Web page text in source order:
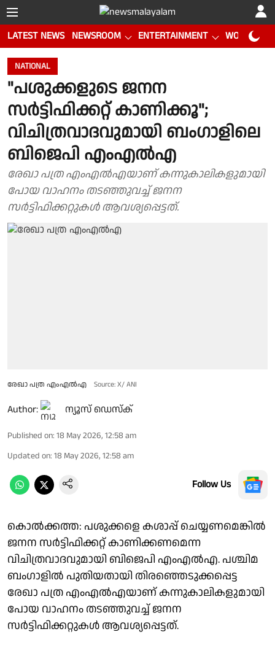
LATEST NEWS NEWSROOM ENTERTAINMENT WORLD CUP
NATIONAL
"പശുക്കളുടെ ജനന
സർട്ടിഫിക്കറ്റ് കാണിക്കൂ";
വിചിത്രവാദവുമായി ബംഗാളിലെ
ബിജെപി എംഎൽഎ
രേഖാ പത്ര എംഎൽഎയാണ് കന്നുകാലികളുമായി
പോയ വാഹനം തടഞ്ഞുവച്ച് ജനന
സർട്ടിഫിക്കറ്റുകൾ ആവശ്യപ്പെട്ടത്.
രേഖാ പത്ര എംഎൽഎ Source: X/ ANI
Author: ന്യൂസ് ഡെസ്ക്
Published on: 18 May 2026, 12:58 am
Updated on: 18 May 2026, 12:58 am
Follow Us
കൊൽക്കത്ത: പശുക്കളെ കശാപ്പ് ചെയ്യണമെങ്കിൽ
ജനന സർട്ടിഫിക്കറ്റ് കാണിക്കണമെന്ന
വിചിത്രവാദവുമായി ബിജെപി എംഎൽഎ. പശ്ചിമ
ബംഗാളിൽ പുതിയതായി തിരഞ്ഞെടുക്കപ്പെട്ട
രേഖാ പത്ര എംഎൽഎയാണ് കന്നുകാലികളുമായി
പോയ വാഹനം തടഞ്ഞുവച്ച് ജനന
സർട്ടിഫിക്കറ്റുകൾ ആവശ്യപ്പെട്ടത്.